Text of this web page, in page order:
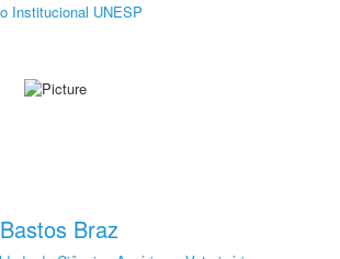
Institucional UNESP
Braz